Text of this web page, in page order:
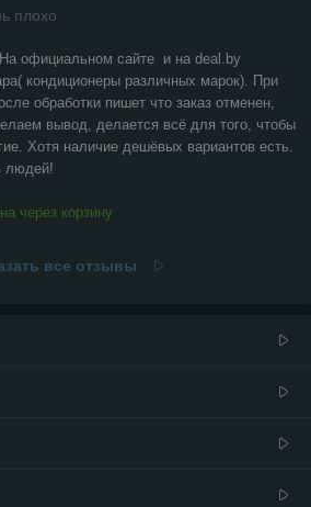
плохо
официальном сайте  и на deal.by
кондиционеры различных марок). При
обработки пишет что заказ отменен,
вывод, делается всё для того, чтобы
Хотя наличие дешёвых вариантов есть.
людей!
через корзину
все отзывы